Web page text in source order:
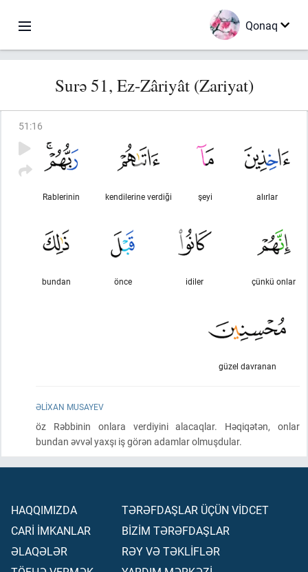
Qonaq
Surə 51, Ez-Zâriyât (Zariyat)
51 :16
alırlar
şeyi
kendilerine verdiği
Rablerinin
çünkü onlar
idiler
önce
bundan
güzel davranan
ƏLIXAN MUSAYEV
öz Rəbbinin onlara verdiyini alacaqlar. Həqiqətən, onlar
bundan əvvəl yaxşı iş görən adamlar olmuşdular.
HAQQIMIZDA
CARİ İMKANLAR
ƏLAQƏLƏR
TƏRƏFDAŞLAR ÜÇÜN VİDCET
BİZİM TƏRƏFDAŞLAR
RƏY VƏ TƏKLİFLƏR